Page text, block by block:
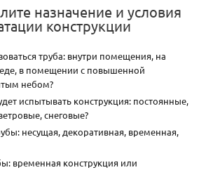
назначение и условия
конструкции
труба: внутри помещения, на
в помещении с повышенной
небом?
испытывать конструкция: постоянные,
снеговые?
несущая, декоративная, временная,
временная конструкция или